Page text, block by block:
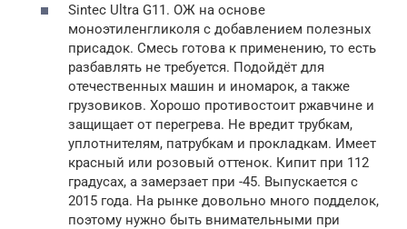
Sintec Ultra G11. ОЖ на основе
моноэтиленгликоля с добавлением полезных
присадок. Смесь готова к применению, то есть
разбавлять не требуется. Подойдёт для
отечественных машин и иномарок, а также
грузовиков. Хорошо противостоит ржавчине и
защищает от перегрева. Не вредит трубкам,
уплотнителям, патрубкам и прокладкам. Имеет
красный или розовый оттенок. Кипит при 112
градусах, а замерзает при -45. Выпускается с
2015 года. На рынке довольно много подделок,
поэтому нужно быть внимательными при